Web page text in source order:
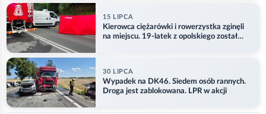
15 LIPCA
Kierowca ciężarówki i rowerzystka zginęli
na miejscu. 19-latek z opolskiego został
30 LIPCA
Wypadek na DK46. Siedem osób rannych.
Droga jest zablokowana. LPR w akcji